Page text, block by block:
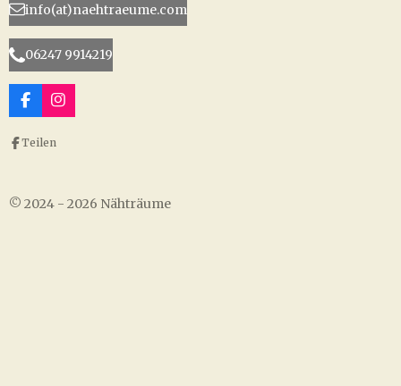
info(at)naehtraeume.com
06247 9914219
F
a
c
e
k
I
n
a
Teilen
© 2024 - 2026 Nähträume